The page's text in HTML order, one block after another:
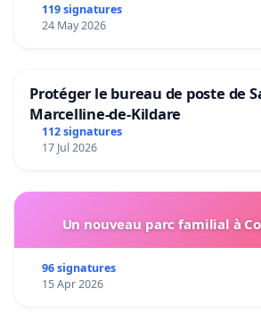
119 signatures
24 May 2026
Protéger le bureau de poste de
Marcelline-de-Kildare
112 signatures
17 Jul 2026
Un nouveau parc familial à
96 signatures
15 Apr 2026